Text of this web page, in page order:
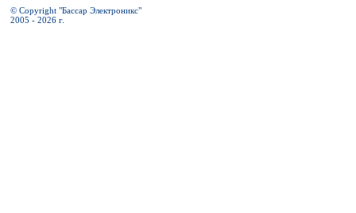
© Copyright "Бассар Электроникс"
2005 - 2026 г.